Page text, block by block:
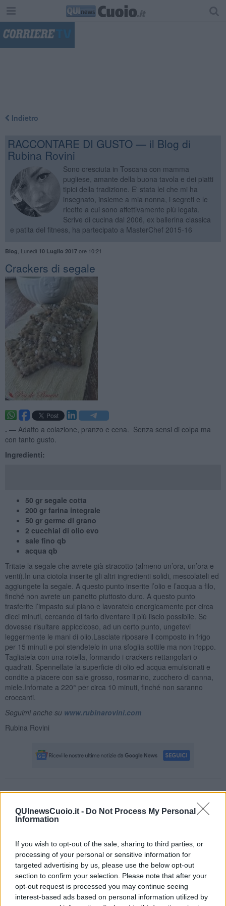
QUInewsCuoio.it - Do Not Process My Personal
Information
If you wish to opt-out of the sale, sharing to third parties, or
processing of your personal or sensitive information for
targeted advertising by us, please use the below opt-out
section to confirm your selection. Please note that after your
opt-out request is processed you may continue seeing
interest-based ads based on personal information utilized by
Indietro
RACCONTARE DI GUSTO — il Blog di
Rubina Rovini
Sono cresciuta in Toscana con mamma
pugliese, amante della buona tavola e dei piatti
tipici della tradizione. E' stata lei che mi ha
insegnato, insieme a mia nonna, i segreti e le
ricette a cui sono affettivamente più legata.
Scrive di cucina dal 2006, ex ballerina classica
e patita del fitness, ha partecipato a MasterChef 2015-16
Blog Lunedì 10 Luglio 2017ore 10:21
Crackers di segale
. — Adatto a colazione, pranzo e cena. Senza sensi di colpa ma
con tanto gusto.
Ingredienti:
50 gr segale cotta
200 gr farina integrale
50 gr germe di grano
2 cucchiai di olio evo
sale fino qb
acqua qb
Tritate la segale che avrete già stracotto (almeno un’ora, un’ora e
venti).In una ciotola inserite gli altri ingredienti solidi, mescolateli ed
aggiungete la segale. A questo punto inserite l’olio e l’acqua a filo,
finché non avrete un panetto piuttosto duro. A questo punto
trasferite l’impasto sul piano e lavoratelo energicamente per circa
dieci minuti, cercando di farlo diventare il più liscio possibile. Se
dovesse risultare appiccicoso, ad un certo punto, ungetevi
leggermente le mani di olio.Lasciate riposare il composto in frigo
per 15 minuti e poi stendetelo in una sfoglia sottile ma non troppo.
Tagliatela con una rotella, formando i crackers rettangolari o
quadrati. Spennellate la superficie di olio ed acqua emulsionati e
condite a piacere con sale grosso, rosmarino, zucchero di canna,
miele.Infornate a 220° per circa 10 minuti, finché non saranno
croccanti.
Seguimi anche su www.rubinarovini.com
Rubina Rovini
Se vuoi leggere le notizie principali della Toscana iscriviti alla
Arriva gratis tutti i giorni
alle 20:00 direttamente nella tua casella di posta.
Ti potrebbe interessare anche:
Articoli dal Blog “Raccontare di Gusto” di Rubina Rovini
Vellutata di cime di rapa al cumino e latte di cocco
Spaghetti con crema di zucca e...
Crostatina con crema al grana padano, gelatina al melone e